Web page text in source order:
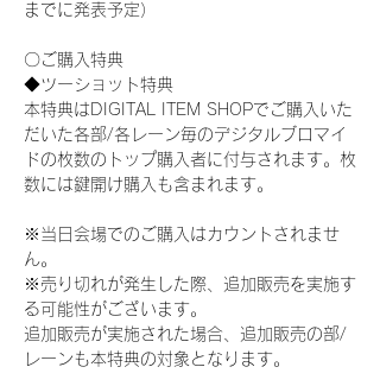
までに発表予定）
〇ご購入特典
◆ツーショット特典
本特典はDIGITAL ITEM SHOPでご購入いた
だいた各部/各レーン毎のデジタルブロマイ
ドの枚数のトップ購入者に付与されます。枚
数には鍵開け購入も含まれます。
※当日会場でのご購入はカウントされませ
ん。
※売り切れが発生した際、追加販売を実施す
る可能性がございます。
追加販売が実施された場合、追加販売の部/
レーンも本特典の対象となります。